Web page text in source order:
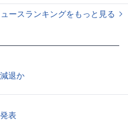
ースランキングをもっと見る
退か
表